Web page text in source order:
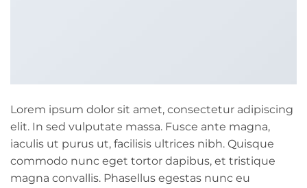
Lorem ipsum dolor sit amet, consectetur adipiscing
elit. In sed vulputate massa. Fusce ante magna,
iaculis ut purus ut, facilisis ultrices nibh. Quisque
commodo nunc eget tortor dapibus, et tristique
magna convallis. Phasellus egestas nunc eu